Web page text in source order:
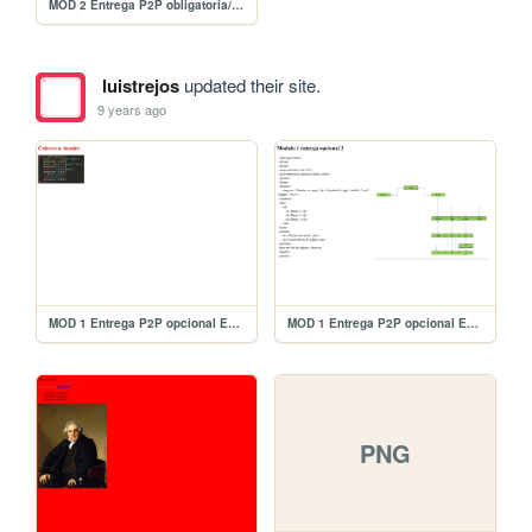
MOD 2 Entrega P2P obligatoria/estilos.css
luistrejosupdated their site.
9 years ago
MOD 1 Entrega P2P opcional Entrega/opcional3 MOD 1 Entrega P2P opcional Entrega/opcional2
PNG